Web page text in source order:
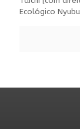
Ecológico Nyubu